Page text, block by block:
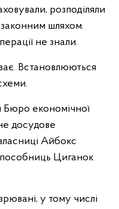
розподіляли
шляхом.
не знали.
Встановлюються
Бюро економічної
досудове
Айбокс
Циганок
у тому числі